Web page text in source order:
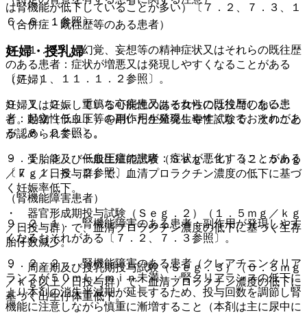
は腎機能が低下していることが多い）〔７．２、７．３、１
６．６．１参照〕。
妊婦・授乳婦
（妊婦）
妊婦又は妊娠している可能性のある女性には投与しないこ
と。動物（ラット）を用いた生殖発生毒性試験で、次のこと
が認められている。
・ 受胎能及び一般生殖能試験（Ｓｅｇ．１）（２．５ｍｇ
／ｋｇ／日投与群）で、血清プロラクチン濃度の低下に基づ
く妊娠率低下。
・ 器官形成期投与試験（Ｓｅｇ．２）（１．５ｍｇ／ｋｇ
／日投与群）で、血清プロラクチン濃度の低下に基づく生存
胎仔数減少。
・ 周産期及び授乳期投与試験（Ｓｅｇ．３）（０．５ｍｇ
／ｋｇ以上／日投与群）で、血清プロラクチン濃度の低下に
基づく出生仔体重低下。
（合併症・既往歴等のある患者）
９．１．１． 幻覚、妄想等の精神症状又はそれらの既往歴
のある患者：症状が増悪又は発現しやすくなることがある
〔７．１、１１．１．２参照〕。
９．１．２． 重篤な心疾患又はそれらの既往歴のある患
者：起立性低血圧等の副作用が発現しやすくなるおそれがあ
る〔８．２参照〕。
９．１．３． 低血圧症の患者：症状が悪化することがある
〔７．１、８．２参照〕。
（腎機能障害患者）
９．２．１． 腎機能障害のある患者：副作用が発現しやす
くなるおそれがある〔７．２、７．３参照〕。
９．２．２． 腎機能障害のある患者（クレアチニンクリア
ランスが５０ｍＬ／ｍｉｎ未満）：腎クリアランスの低下に
より本剤の消失半減期が延長するため、投与回数を調節し腎
機能に注意しながら慎重に漸増すること（本剤は主に尿中に